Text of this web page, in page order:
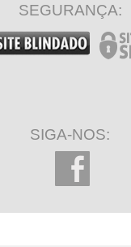
SEGURANÇA:
SIGA-NOS: